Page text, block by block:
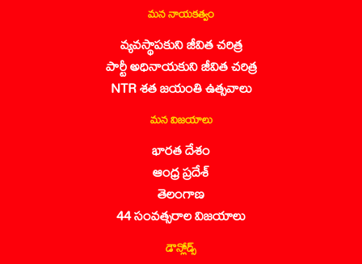
మన నాయకత్వం
వ్యవస్థాపకుని జీవిత చరిత్ర
పార్టీ అధినాయకుని జీవిత చరిత్ర
NTR శత జయంతి ఉత్సవాలు
మన విజయాలు
భారత దేశం
ఆంధ్ర ప్రదేశ్
తెలంగాణ
44 సంవత్సరాల విజయాలు
డౌన్లోడ్స్